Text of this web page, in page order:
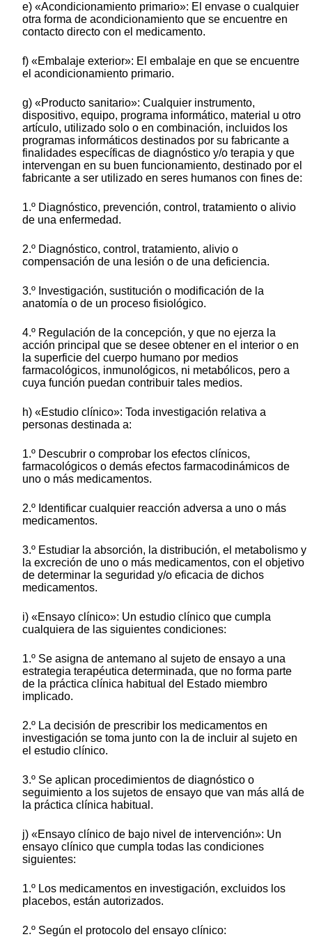
e) «Acondicionamiento primario»: El envase o cualquier
otra forma de acondicionamiento que se encuentre en
contacto directo con el medicamento.
f) «Embalaje exterior»: El embalaje en que se encuentre
el acondicionamiento primario.
g) «Producto sanitario»: Cualquier instrumento,
dispositivo, equipo, programa informático, material u otro
artículo, utilizado solo o en combinación, incluidos los
programas informáticos destinados por su fabricante a
finalidades específicas de diagnóstico y/o terapia y que
intervengan en su buen funcionamiento, destinado por el
fabricante a ser utilizado en seres humanos con fines de:
1.º Diagnóstico, prevención, control, tratamiento o alivio
de una enfermedad.
2.º Diagnóstico, control, tratamiento, alivio o
compensación de una lesión o de una deficiencia.
3.º Investigación, sustitución o modificación de la
anatomía o de un proceso fisiológico.
4.º Regulación de la concepción, y que no ejerza la
acción principal que se desee obtener en el interior o en
la superficie del cuerpo humano por medios
farmacológicos, inmunológicos, ni metabólicos, pero a
cuya función puedan contribuir tales medios.
h) «Estudio clínico»: Toda investigación relativa a
personas destinada a:
1.º Descubrir o comprobar los efectos clínicos,
farmacológicos o demás efectos farmacodinámicos de
uno o más medicamentos.
2.º Identificar cualquier reacción adversa a uno o más
medicamentos.
3.º Estudiar la absorción, la distribución, el metabolismo y
la excreción de uno o más medicamentos, con el objetivo
de determinar la seguridad y/o eficacia de dichos
medicamentos.
i) «Ensayo clínico»: Un estudio clínico que cumpla
cualquiera de las siguientes condiciones:
1.º Se asigna de antemano al sujeto de ensayo a una
estrategia terapéutica determinada, que no forma parte
de la práctica clínica habitual del Estado miembro
implicado.
2.º La decisión de prescribir los medicamentos en
investigación se toma junto con la de incluir al sujeto en
el estudio clínico.
3.º Se aplican procedimientos de diagnóstico o
seguimiento a los sujetos de ensayo que van más allá de
la práctica clínica habitual.
j) «Ensayo clínico de bajo nivel de intervención»: Un
ensayo clínico que cumpla todas las condiciones
siguientes:
1.º Los medicamentos en investigación, excluidos los
placebos, están autorizados.
2.º Según el protocolo del ensayo clínico: